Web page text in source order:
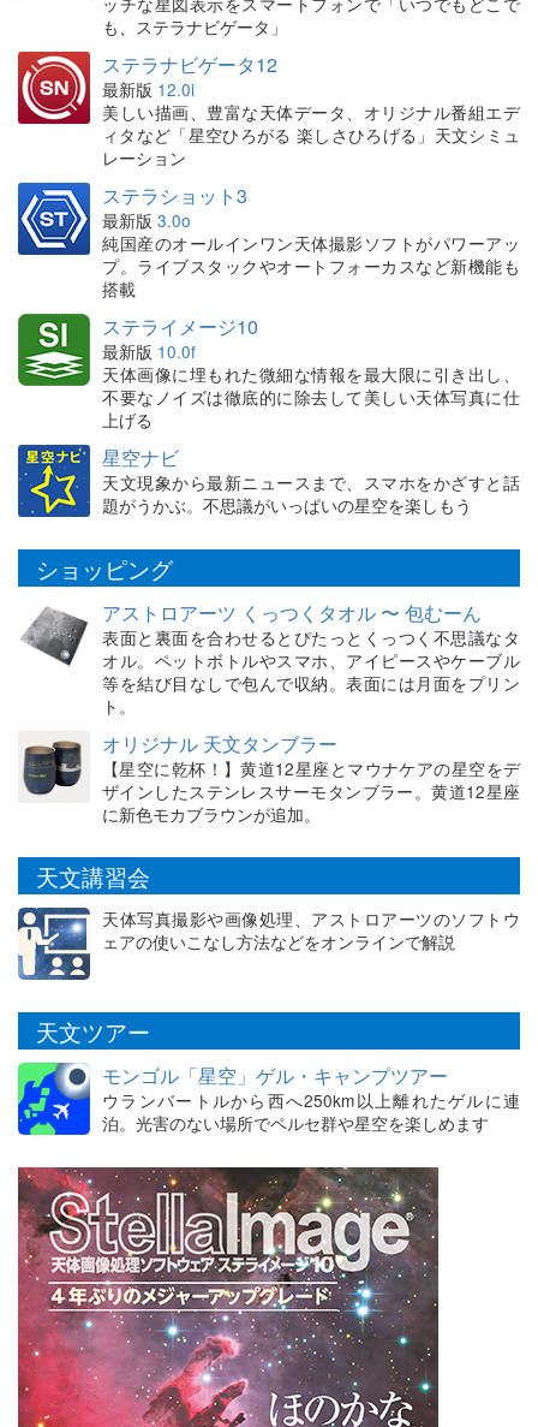
も、ステラナビゲータ」
ステラナビゲータ12
最新版 12.0i
美しい描画、豊富な天体データ、オリジナル番組エデ
ィタなど「星空ひろがる 楽しさひろげる」天文シミュ
レーション
ステラショット3
最新版 3.0o
純国産のオールインワン天体撮影ソフトがパワーアッ
プ。ライブスタックやオートフォーカスなど新機能も
搭載
ステライメージ10
最新版 10.0f
天体画像に埋もれた微細な情報を最大限に引き出し、
不要なノイズは徹底的に除去して美しい天体写真に仕
上げる
星空ナビ
天文現象から最新ニュースまで、スマホをかざすと話
題がうかぶ。不思議がいっぱいの星空を楽しもう
ショッピング
アストロアーツ くっつくタオル 〜 包むーん
表面と裏面を合わせるとぴたっとくっつく不思議なタ
オル。ペットボトルやスマホ、アイピースやケーブル
等を結び目なしで包んで収納。表面には月面をプリン
ト。
オリジナル 天文タンブラー
【星空に乾杯！】黄道12星座とマウナケアの星空をデ
ザインしたステンレスサーモタンブラー。黄道12星座
に新色モカブラウンが追加。
天文講習会
天体写真撮影や画像処理、アストロアーツのソフトウ
ェアの使いこなし方法などをオンラインで解説
天文ツアー
モンゴル「星空」ゲル・キャンプツアー
ウランバートルから西へ250km以上離れたゲルに連
泊。光害のない場所でペルセ群や星空を楽しめます